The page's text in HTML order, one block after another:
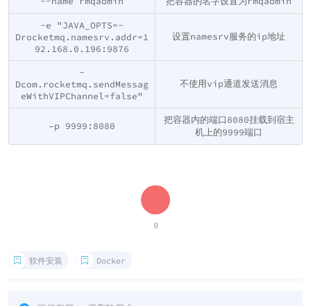
-e "JAVA_OPTS=-
Drocketmq.namesrv.addr=1
92.168.0.196:9876
设置namesrv服务的ip地址
-
Dcom.rocketmq.sendMessag
eWithVIPChannel=false"
不使用vip通道发送消息
–p 9999:8080
把容器内的端口8080挂载到宿主
机上的9999端口
0
软件安装 Docker